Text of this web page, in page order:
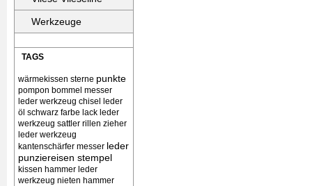
Werkzeuge
TAGS
wärmekissen sterne punkte
pompon bommel messer
leder werkzeug chisel
leder
öl schwarz farbe lack leder
werkzeug sattler rillen zieher
leder werkzeug
kantenschärfer messer leder
punziereisen stempel
kissen hammer leder
werkzeug nieten hammer